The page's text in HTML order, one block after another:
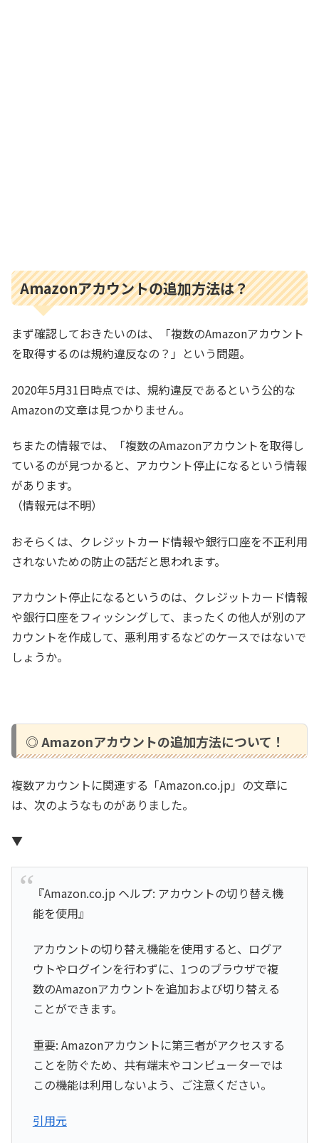
Amazonアカウントの追加方法は？
まず確認しておきたいのは、「複数のAmazonアカウント
を取得するのは規約違反なの？」という問題。
2020年5月31日時点では、規約違反であるという公的な
Amazonの文章は見つかりません。
ちまたの情報では、「複数のAmazonアカウントを取得し
ているのが見つかると、アカウント停止になるという情報
があります。
（情報元は不明）
おそらくは、クレジットカード情報や銀行口座を不正利用
されないための防止の話だと思われます。
アカウント停止になるというのは、クレジットカード情報
や銀行口座をフィッシングして、まったくの他人が別のア
カウントを作成して、悪利用するなどのケースではないで
しょうか。
◎ Amazonアカウントの追加方法について！
複数アカウントに関連する「Amazon.co.jp」の文章に
は、次のようなものがありました。
▼
『Amazon.co.jp ヘルプ: アカウントの切り替え機
能を使用』
アカウントの切り替え機能を使用すると、ログア
ウトやログインを行わずに、1つのブラウザで複
数のAmazonアカウントを追加および切り替える
ことができます。
重要: Amazonアカウントに第三者がアクセスする
ことを防ぐため、共有端末やコンピューターでは
この機能は利用しないよう、ご注意ください。
引用元